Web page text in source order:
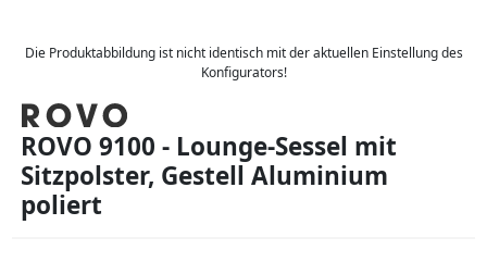
Die Produktabbildung ist nicht identisch mit der aktuellen Einstellung des
Konfigurators!
ROVO 9100 - Lounge-Sessel mit
Sitzpolster, Gestell Aluminium
poliert